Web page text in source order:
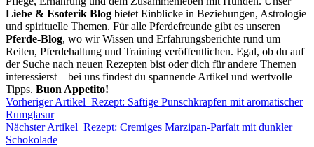
Liebe & Esoterik Blog bietet Einblicke in Beziehungen, Astrologie
und spirituelle Themen. Für alle Pferdefreunde gibt es unseren
Pferde-Blog, wo wir Wissen und Erfahrungsberichte rund um
Reiten, Pferdehaltung und Training veröffentlichen. Egal, ob du auf
der Suche nach neuen Rezepten bist oder dich für andere Themen
interessierst – bei uns findest du spannende Artikel und wertvolle
Tipps. Buon Appetito!
Vorheriger Artikel Rezept: Saftige Punschkrapfen mit aromatischer
Rumglasur
Nächster Artikel Rezept: Cremiges Marzipan-Parfait mit dunkler
Schokolade